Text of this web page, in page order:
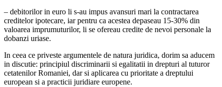
– debitorilor in euro li s-au impus avansuri mari la contractarea
creditelor ipotecare, iar pentru ca acestea depaseau 15-30% din
valoarea imprumuturilor, li se ofereau credite de nevoi personale la
dobanzi uriase.
In ceea ce priveste argumentele de natura juridica, dorim sa aducem
in discutie: principiul discriminarii si egalitatii in drepturi al tuturor
cetatenilor Romaniei, dar si aplicarea cu prioritate a dreptului
european si a practicii juridiare europene.